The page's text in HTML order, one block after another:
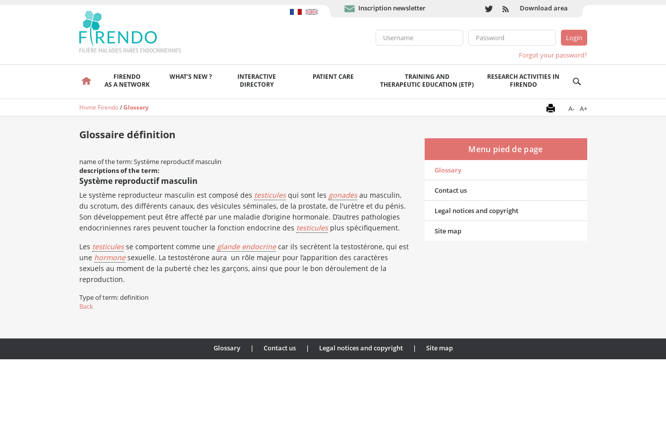
Inscription newsletter Download area
Forgot your password?
FIRENDO
AS A NETWORK
WHAT'S NEW ?
INTERACTIVE
DIRECTORY
PATIENT CARE
TRAINING AND
THERAPEUTIC EDUCATION (ETP)
RESEARCH ACTIVITIES IN
FIRENDO
Home Firendo/Glossary A- A+
Glossaire définition
name of the term: Système reproductif masculin
descriptions of the term:
Système reproductif masculin
Le système reproducteur masculin est composé des testiculesqui sont les gonadesau masculin,
du scrotum, des différents canaux, des vésicules séminales, de la prostate, de l'urètre et du pénis.
Son développement peut être affecté par une maladie d’origine hormonale. D’autres pathologies
endocriniennes rares peuvent toucher la fonction endocrine des testiculesplus spécifiquement.
Les testiculesse comportent comme une glande endocrinecar ils secrètent la testostérone, qui est
une hormonesexuelle. La testostérone aura un rôle majeur pour l’apparition des caractères
sexuels au moment de la puberté chez les garçons, ainsi que pour le bon déroulement de la
reproduction.
Type of term: definition
Back
Menu pied de page
Glossary
Contact us
Legal notices and copyright
Site map
Glossary | Contact us | Legal notices and copyright | Site map